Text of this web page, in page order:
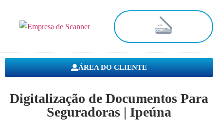
ÁREA DO CLIENTE
Digitalização de Documentos Para
Seguradoras | Ipeúna